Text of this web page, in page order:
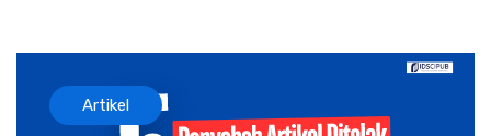
Artikel